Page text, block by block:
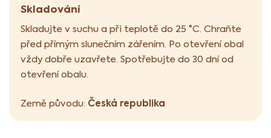
Skladování
Skladujte v suchu a při teplotě do 25 °C. Chraňte
před přímým slunečním zářením. Po otevření obal
vždy dobře uzavřete. Spotřebujte do 30 dní od
otevření obalu.
Země původu: Česká republika